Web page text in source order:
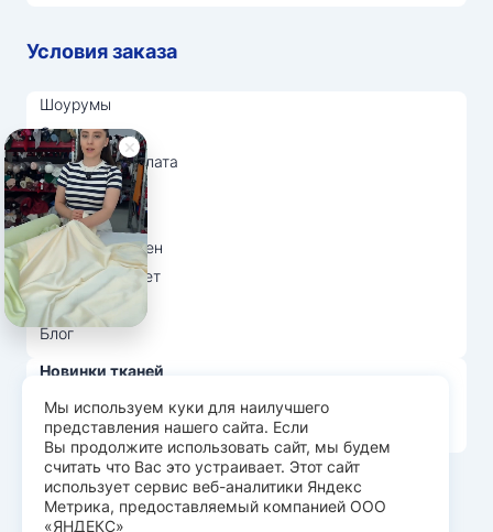
Условия заказа
Шоурумы
Отзывы
Доставка и оплата
О нас
Вопрос-ответ
Возврат и обмен
Личный кабинет
Ткани оптом
Блог
Новинки тканей
Распродажа тканей
Лидеры продаж
© Арт Текс — продажа тканей оптом, 2026
Мы используем куки для наилучшего
представления нашего сайта. Если
Вы продолжите использовать сайт, мы будем
считать что Вас это устраивает. Этот сайт
использует сервис веб-аналитики Яндекс
Метрика, предоставляемый компанией ООО
«ЯНДЕКС»